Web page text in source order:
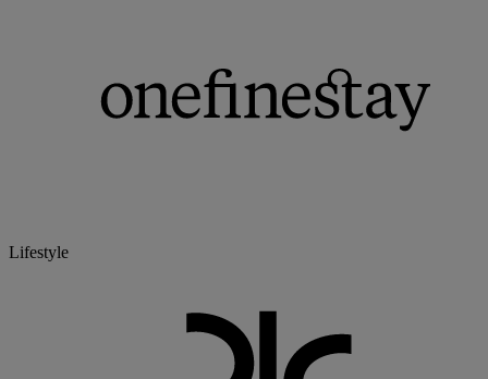
Lifestyle